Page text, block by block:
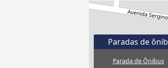
Paradas de
Parada de Ônibus